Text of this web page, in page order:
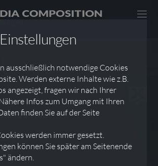
ausschließlich notwendige Cookies
Werden externe Inhalte wie z.B.
angezeigt, fragen wir nach Ihrer
Infos zum Umgang mit Ihren
finden Sie auf der Seite
werden immer gesetzt.
können Sie später am Seitenende
ändern.
§ 5 TMG